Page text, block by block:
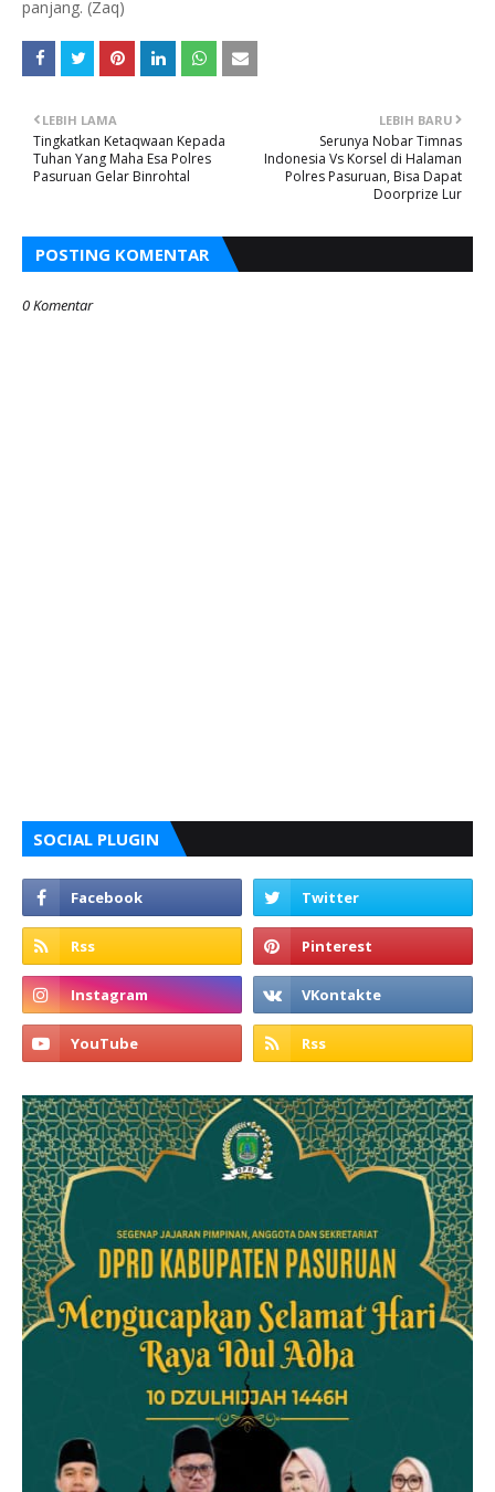
panjang. (Zaq)
LEBIH BARU
Serunya Nobar Timnas
Indonesia Vs Korsel di Halaman
Polres Pasuruan, Bisa Dapat
Doorprize Lur
LEBIH LAMA
Tingkatkan Ketaqwaan Kepada
Tuhan Yang Maha Esa Polres
Pasuruan Gelar Binrohtal
POSTING KOMENTAR
0 Komentar
SOCIAL PLUGIN